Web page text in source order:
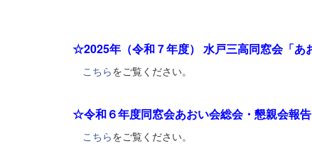
☆2025年（令和７年度） 水戸三高同窓会「あ
こちらをご覧ください。
☆令和６年度同窓会あおい会総会・懇親会報告
こちらをご覧ください。